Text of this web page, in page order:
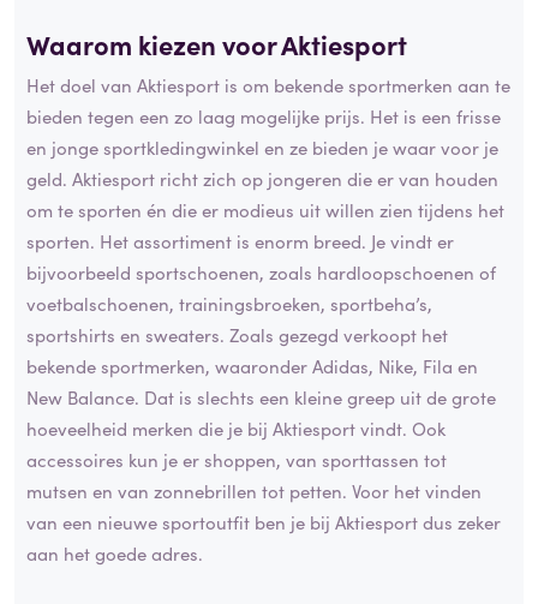
Waarom kiezen voor Aktiesport
Het doel van Aktiesport is om bekende sportmerken aan te
bieden tegen een zo laag mogelijke prijs. Het is een frisse
en jonge sportkledingwinkel en ze bieden je waar voor je
geld. Aktiesport richt zich op jongeren die er van houden
om te sporten én die er modieus uit willen zien tijdens het
sporten. Het assortiment is enorm breed. Je vindt er
bijvoorbeeld sportschoenen, zoals hardloopschoenen of
voetbalschoenen, trainingsbroeken, sportbeha’s,
sportshirts en sweaters. Zoals gezegd verkoopt het
bekende sportmerken, waaronder Adidas, Nike, Fila en
New Balance. Dat is slechts een kleine greep uit de grote
hoeveelheid merken die je bij Aktiesport vindt. Ook
accessoires kun je er shoppen, van sporttassen tot
mutsen en van zonnebrillen tot petten. Voor het vinden
van een nieuwe sportoutfit ben je bij Aktiesport dus zeker
aan het goede adres.